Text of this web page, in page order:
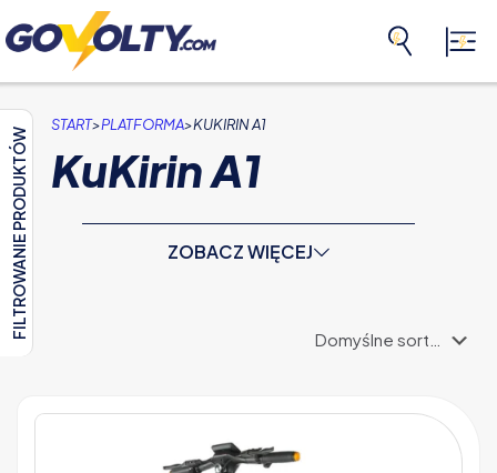
FILTROWANIE PRODUKTÓW
START>PLATFORMA>KUKIRIN A1
KuKirin A1
ZOBACZ WIĘCEJ